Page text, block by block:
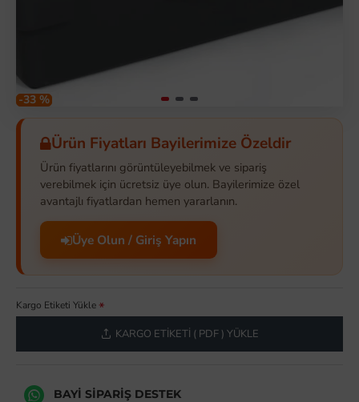
-33 %
Ürün Fiyatları Bayilerimize Özeldir
Ürün fiyatlarını görüntüleyebilmek ve sipariş
verebilmek için ücretsiz üye olun. Bayilerimize özel
avantajlı fiyatlardan hemen yararlanın.
Üye Olun / Giriş Yapın
Kargo Etiketi Yükle
KARGO ETIKETI ( PDF ) YÜKLE
BAYI SIPARIŞ DESTEK